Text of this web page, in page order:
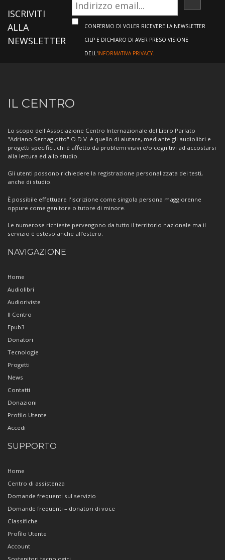
ISCRIVITI
ALLA
NEWSLETTER
CONFERMO DI VOLER RICEVERE LA NEWSLETTER
CILP E DICHIARO DI AVER PRESO VISIONE
DELL'INFORMATIVA PRIVACY.
Informazioni
sul
Centro
IL CENTRO
Lo scopo dell'Associazione Centro Internazionale del Libro Parlato
"Adriano Sernagiotto" O.D.V. è quello di aiutare, mediante gli audiolibri e
progetti specifici, chi è affetto da problemi visivi e/o cognitivi ad accostarsi
alla lettura ed allo studio.
Gli utenti possono richiedere la registrazione personalizzata dei testi,
anche di studio.
È possibile effettuare l'iscrizione come singola persona maggiorenne
oppure come genitore o tutore di minore.
Le numerose richieste pervengono da tutto il territorio nazionale ma il
servizio è esteso anche all’estero.
NAVIGAZIONE
Home
Audiolibri
Audioriviste
Il Centro
Epub3
Donatori
Tecnologie
Progetti
News
Contatti
Donazioni
Profilo Utente
Accedi
SUPPORTO
Home
Centro di assistenza
Domande frequenti sul servizio
Domande frequenti – donatori di voce
Classifiche
Profilo Utente
Account